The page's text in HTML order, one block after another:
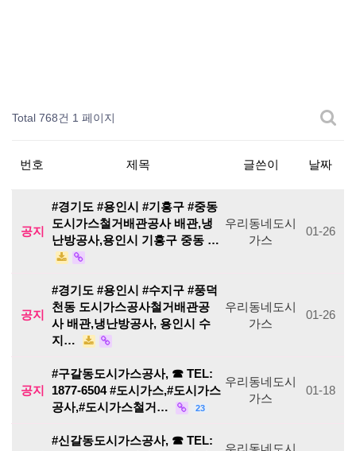
Total 768건 1 페이지
번호 제목 글쓴이 날짜
공지
#경기도 #용인시 #기흥구 #중동
도시가스철거배관공사 배관,냉
난방공사,용인시 기흥구 중동 …
우리동네도시
가스
01-26
공지
#경기도 #용인시 #수지구 #풍덕
천동 도시가스공사철거배관공
사 배관,냉난방공사, 용인시 수
지…
우리동네도시
가스
01-26
공지
#구갈동도시가스공사, ☎ TEL:
1877-6504 #도시가스,#도시가스
공사,#도시가스철거…
23
우리동네도시
가스
01-18
#신갈동도시가스공사, ☎ TEL:
우리동네도시